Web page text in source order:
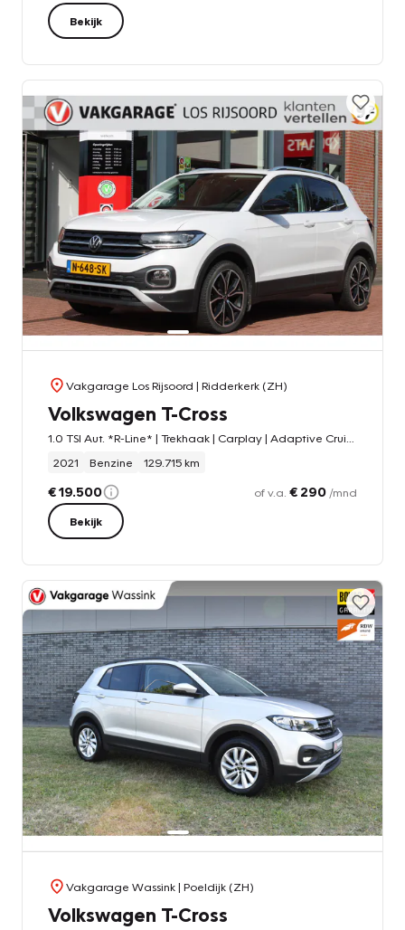
Bekijk
Vakgarage Los Rijsoord | Ridderkerk (ZH)
Volkswagen T-Cross
2021
Benzine 129.715 km
€ 19.500 of v.a. € 290 /mnd
Bekijk
Vakgarage Wassink| Poeldijk (ZH)
Volkswagen T-Cross